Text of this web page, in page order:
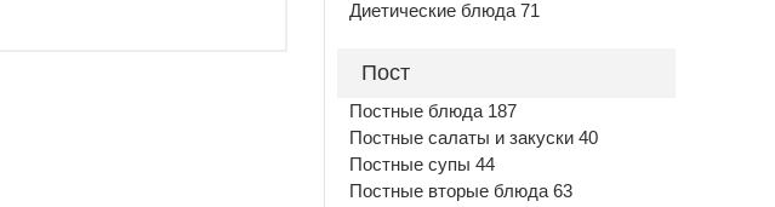
Диетические блюда 71
Пост
Постные блюда 187
Постные салаты и закуски 40
Постные супы 44
Постные вторые блюда 63